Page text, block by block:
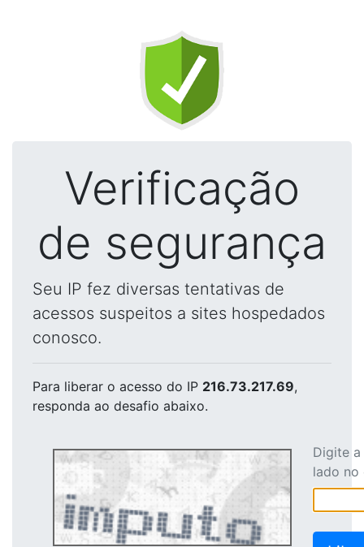
Verificação
de segurança
Seu IP fez diversas tentativas de
acessos suspeitos a sites hospedados
conosco.
Para liberar o acesso do IP 216.73.217.69,
responda ao desafio abaixo.
Digite
lado no